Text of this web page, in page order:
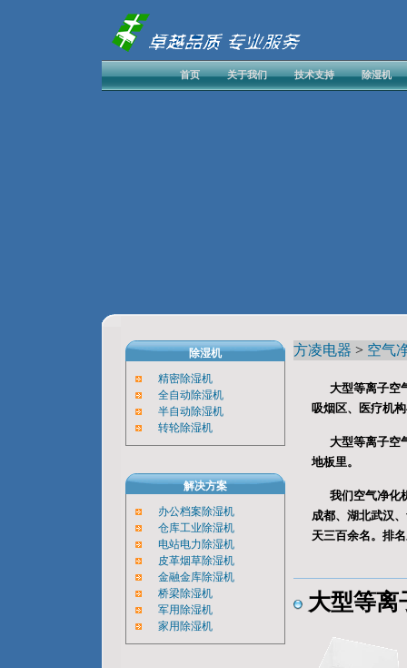
首页 关于我们 技术支持 除湿机
方凌电器 > 空气
大型等离子空
吸烟区、医疗机
大型等离子空
地板里。
我们空气净化
成都、湖北武汉
天三百余名。排
大型等离
除湿机
精密除湿机
全自动除湿机
半自动除湿机
转轮除湿机
解决方案
办公档案除湿机
仓库工业除湿机
电站电力除湿机
皮革烟草除湿机
金融金库除湿机
桥梁除湿机
军用除湿机
家用除湿机